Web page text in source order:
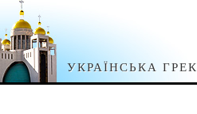
УКРАЇНСЬКА